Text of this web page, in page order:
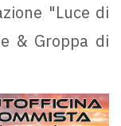
"Luce di
& Groppa di